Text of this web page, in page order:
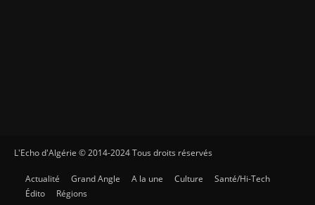
L'Echo d'Algérie © 2014-2024 Tous droits réservés
Actualité Grand Angle A la une Culture
Santé/Hi-Tech
Édito
Régions